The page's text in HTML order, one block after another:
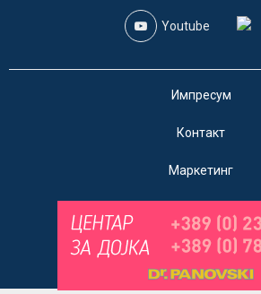
Youtube
Импресум
Контакт
Маркетинг
@2019 - A1on. Сите права